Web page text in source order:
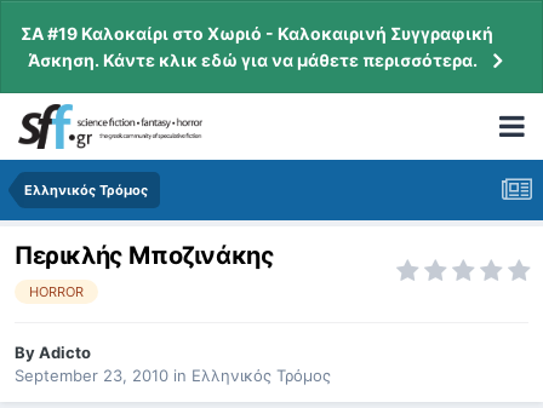
ΣΑ #19 Καλοκαίρι στο Χωριό - Καλοκαιρινή Συγγραφική
Άσκηση. Κάντε κλικ εδώ για να μάθετε περισσότερα.
Ελληνικός Τρόμος
Περικλής Μποζινάκης
HORROR
ByAdicto
September 23, 2010 in Ελληνικός Τρόμος